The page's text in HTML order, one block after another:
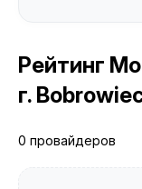
Рейтинг
г.
0 провайдеров